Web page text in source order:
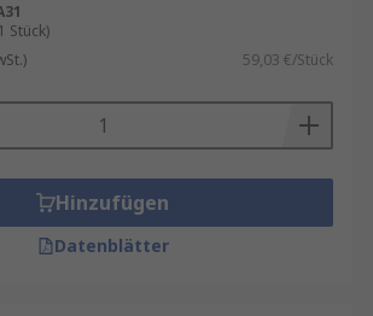
Stück)
59,03 €/Stück
Hinzufügen
Datenblätter